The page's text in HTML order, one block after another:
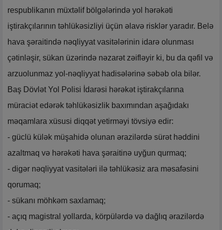
respublikanın müxtəlif bölgələrində yol hərəkəti
iştirakçılarının təhlükəsizliyi üçün əlavə risklər yaradır. Belə
hava şəraitində nəqliyyat vasitələrinin idarə olunması
çətinləşir, sükan üzərində nəzarət zəifləyir ki, bu da qəfil və
arzuolunmaz yol-nəqliyyat hadisələrinə səbəb ola bilər.
Baş Dövlət Yol Polisi İdarəsi hərəkət iştirakçılarına
müraciət edərək təhlükəsizlik baxımından aşağıdakı
məqamlara xüsusi diqqət yetirməyi tövsiyə edir:
- güclü külək müşahidə olunan ərazilərdə sürət həddini
azaltmaq və hərəkəti hava şəraitinə uyğun qurmaq;
- digər nəqliyyat vasitələri ilə təhlükəsiz ara məsafəsini
qorumaq;
- sükanı möhkəm saxlamaq;
- açıq magistral yollarda, körpülərdə və dağlıq ərazilərdə